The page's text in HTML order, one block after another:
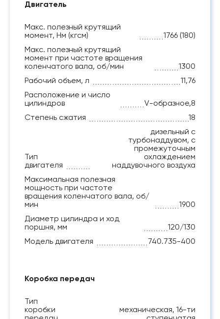
Двигатель
Макс. полезный крутящий
момент, Нм (кгсм)
1766 (180)
Макс. полезный крутящий
момент при частоте вращения
коленчатого вала, об/мин
1300
Рабочий объем, л
11,76
Расположение и число
цилиндров
V-образное,8
Степень сжатия
18
Тип
двигателя
дизельный с
турбонаддувом, с
промежуточным
охлаждением
наддувочного воздуха
Максимальная полезная
мощность при частоте
вращения коленчатого вала, об/
мин
1900
Диаметр цилиндра и ход
поршня, мм
120/130
Модель двигателя
740.735-400
Коробка передач
Тип
коробки
механическая, 16-ти